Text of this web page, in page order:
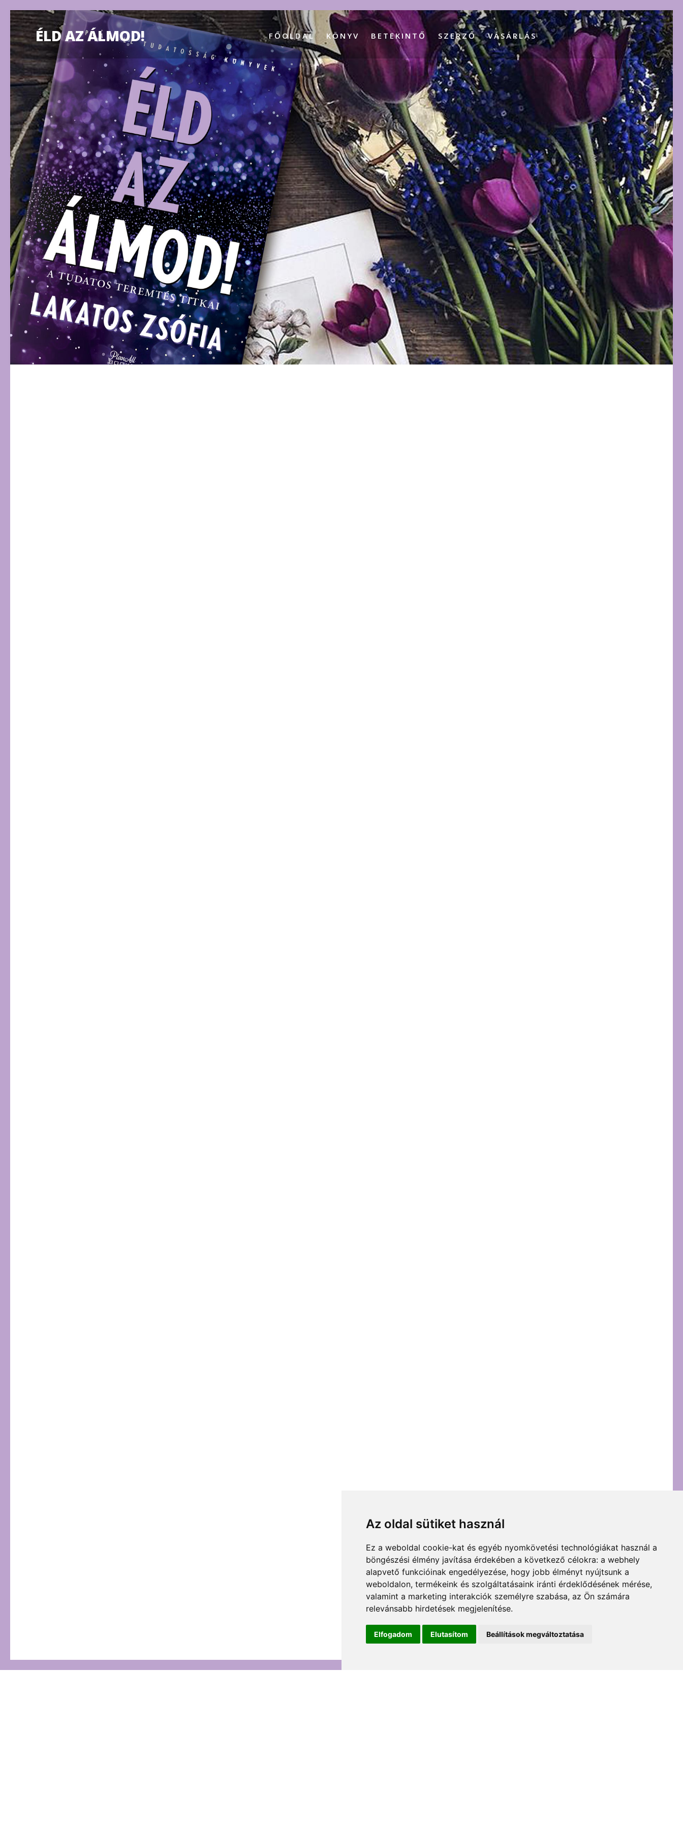
Az oldal sütiket használ
Ez a weboldal cookie-kat és egyéb nyomkövetési technológiákat használ a
böngészési élmény javítása érdekében a következő célokra: a webhely
alapvető funkcióinak engedélyezése, hogy jobb élményt nyújtsunk a
weboldalon, termékeink és szolgáltatásaink iránti érdeklődésének mérése,
valamint a marketing interakciók személyre szabása, az Ön számára
relevánsabb hirdetések megjelenítése.
Elfogadom Elutasítom Beállítások megváltoztatása
ÉLD AZ ÁLMOD! FŐOLDAL KÖNYV BETEKINTŐ SZERZŐ VÁSÁRLÁS